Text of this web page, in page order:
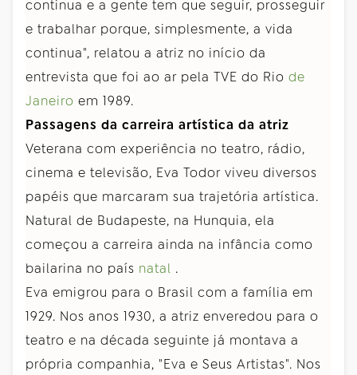
continua e a gente tem que seguir, prosseguir
e trabalhar porque, simplesmente, a vida
continua", relatou a atriz no início da
entrevista que foi ao ar pela TVE do Rio de
Janeiro em 1989.
Passagens da carreira artística da atriz
Veterana com experiência no teatro, rádio,
cinema e televisão, Eva Todor viveu diversos
papéis que marcaram sua trajetória artística.
Natural de Budapeste, na Hunquia, ela
começou a carreira ainda na infância como
bailarina no país natal .
Eva emigrou para o Brasil com a família em
1929. Nos anos 1930, a atriz enveredou para o
teatro e na década seguinte já montava a
própria companhia, "Eva e Seus Artistas". Nos